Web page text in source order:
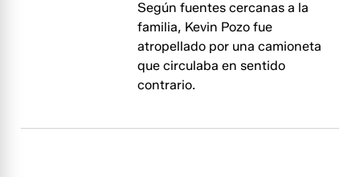
Según fuentes cercanas a la
familia, Kevin Pozo fue
atropellado por una camioneta
que circulaba en sentido
contrario.